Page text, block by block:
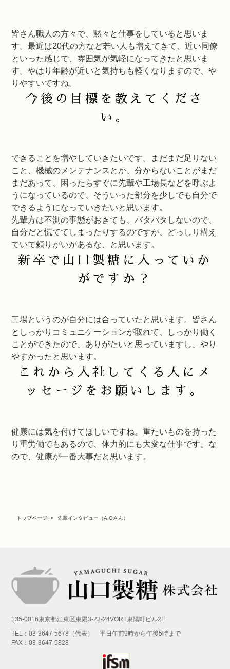
皆さん職人の方々で、黙々と仕事をしていると思いま
す。最近は20代の方など若い人も増えてきて、近い同僚
といった感じで、雰囲気が気軽になってきたと思いま
す。やはり年齢が近いと気持ちも軽くなりますので、や
りやすいですね。
今後の目標を教えてくださ
い。
できることを増やしていきたいです。まだまだ足りない
こと、機械のメンテナンスとか、分からないことがまだ
まだあって、困ったらすぐに先輩や工場長などを呼ぶよ
うになっているので、そういった部分を少しでも自分で
できるようになっていきたいと思います。
先輩方は不測の事態がおきても、バタバタしないので、
自分だと慌ててしまったりするのですが、どっしり構え
ていて頼りがいがあるな、と思います。
新卒で山口製糖に入っていか
がですか？
工場というのが自分には合っていたと思います。皆さん
としっかりコミュニケーションが取れて、しっかり働く
ことができたので、ありがたいと思っていますし、やり
やすかったと思います。
これから入社してくる人にメ
ッセージをお願いします。
健康には気を付けてほしいですね。重たいものを持った
り重労働でもあるので、体力的にも大変な仕事です。な
ので、健康が一番大事だと思います。
トップページ 先輩インタビュー（A.Oさん）
135-0016東京都江東区東陽3-23-24VORT東陽町ビル2F
TEL：03-3647-5678（代表） 平日午前9時から午後5時まで
FAX：03-3647-5828